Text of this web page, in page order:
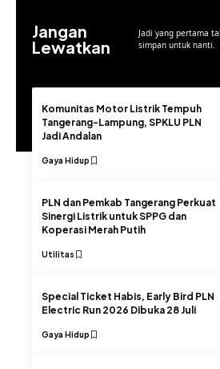
Jangan
Lewatkan
Jadi yang pertama
simpan untuk nanti.
Komunitas Motor Listrik Tempuh
Tangerang-Lampung, SPKLU PLN
Jadi Andalan
Gaya Hidup
PLN dan Pemkab Tangerang Perkuat
Sinergi Listrik untuk SPPG dan
Koperasi Merah Putih
Utilitas
Special Ticket Habis, Early Bird PLN
Electric Run 2026 Dibuka 28 Juli
Gaya Hidup